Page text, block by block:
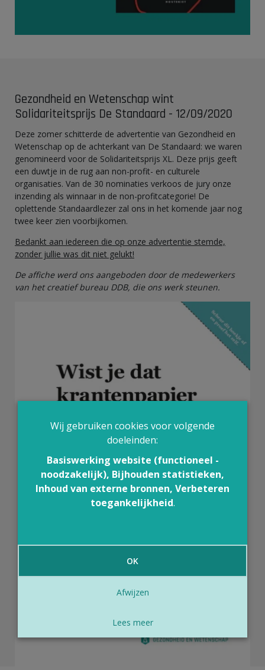
Gezondheid en Wetenschap wint
Solidariteitsprijs De Standaard - 12/09/2020
Deze zomer schitterde de advertentie van Gezondheid en
Wetenschap op de achterkant van De Standaard: we waren
genomineerd voor de Solidariteitsprijs XL. Deze prijs geeft
een duwtje in de rug aan non-profit- en culturele
organisaties. Van de 30 nominaties verkoos de jury onze
inzending als winnaar in de non-profitcategorie! De
oplettende Standaardlezer zal ons in het komende jaar nog
twee keer zien voorbijkomen.
Bedankt aan iedereen die op onze advertentie stemde,
zonder jullie was dit niet gelukt!
De affiche werd ons aangeboden door de medewerkers
van het creatief bureau DDB, die ons werk steunen.
Wij gebruiken cookies voor volgende
doeleinden:
Basiswerking website (functioneel -
noodzakelijk), Bijhouden statistieken,
Inhoud van externe bronnen, Verbeteren
toegankelijkheid.
OK
Afwijzen
Lees meer